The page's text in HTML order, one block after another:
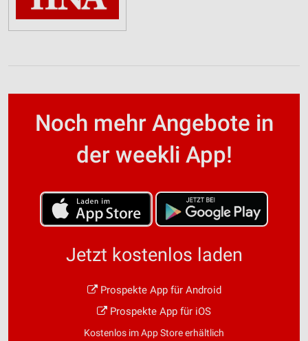
Noch mehr Angebote in
der weekli App!
Jetzt kostenlos laden
Prospekte App für Android
Prospekte App für iOS
Kostenlos im App Store erhältlich